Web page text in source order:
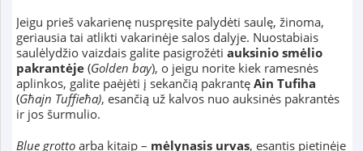
Jeigu prieš vakarienę nuspręsite palydėti saulę, žinoma,
geriausia tai atlikti vakarinėje salos dalyje. Nuostabiais
saulėlydžio vaizdais galite pasigrožėti auksinio smėlio
pakrantėje(Golden bay), o jeigu norite kiek ramesnės
aplinkos, galite paėjėti į sekančią pakrantę Ain Tufiha
(Għajn Tuffieħa), esančią už kalvos nuo auksinės pakrantės
ir jos šurmulio.
Blue grottoarba kitaip – mėlynasis urvas, esantis pietinėje